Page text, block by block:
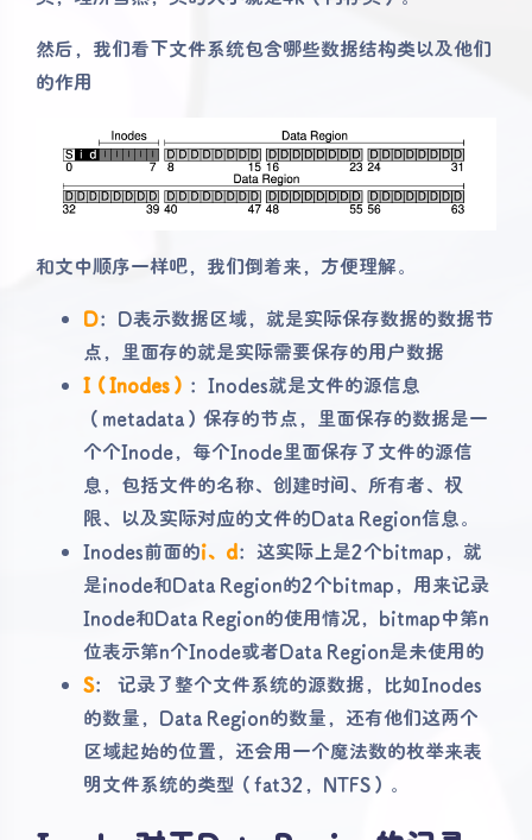
然后，我们看下文件系统包含哪些数据结构类以及他们
的作用
和文中顺序一样吧，我们倒着来，方便理解。
D：D表示数据区域，就是实际保存数据的数据节
点，里面存的就是实际需要保存的用户数据
I（Inodes） ：Inodes就是文件的源信息
（metadata）保存的节点，里面保存的数据是一
个个Inode，每个Inode里面保存了文件的源信
息，包括文件的名称、创建时间、所有者、权
限、以及实际对应的文件的Data Region信息。
Inodes前面的i、d：这实际上是2个bitmap，就
是inode和Data Region的2个bitmap，用来记录
Inode和Data Region的使用情况，bitmap中第n
位表示第n个Inode或者Data Region是未使用的
S： 记录了整个文件系统的源数据，比如Inodes
的数量，Data Region的数量，还有他们这两个
区域起始的位置，还会用一个魔法数的枚举来表
明文件系统的类型（fat32，NTFS）。